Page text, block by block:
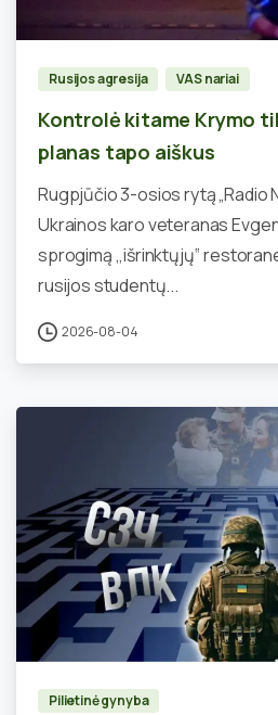
Rusijos agresija VAS nariai
Kontrolė kitame Krymo
planas tapo aiškus
Rugpjūčio 3-osios rytą „Radio
Ukrainos karo veteranas
sprogimą ,,išrinktųjų‘‘
rusijos studentų...
2026-08-04
Pilietinė gynyba